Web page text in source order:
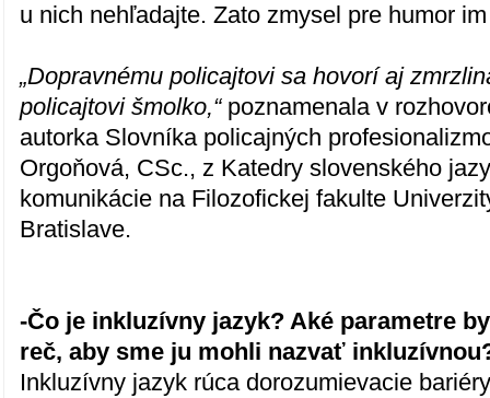
u nich nehľadajte. Zato zmysel pre humor
„Dopravnému policajtovi sa hovorí aj
policajtovi šmolko,“poznamenala v
autorka Slovníka policajných
Orgoňová, CSc., z Katedry slovenského
komunikácie na Filozofickej fakulte
Bratislave.
-Čo je inkluzívny jazyk? Aké parametre
reč, aby sme ju mohli nazvať
Inkluzívny jazyk rúca dorozumievacie